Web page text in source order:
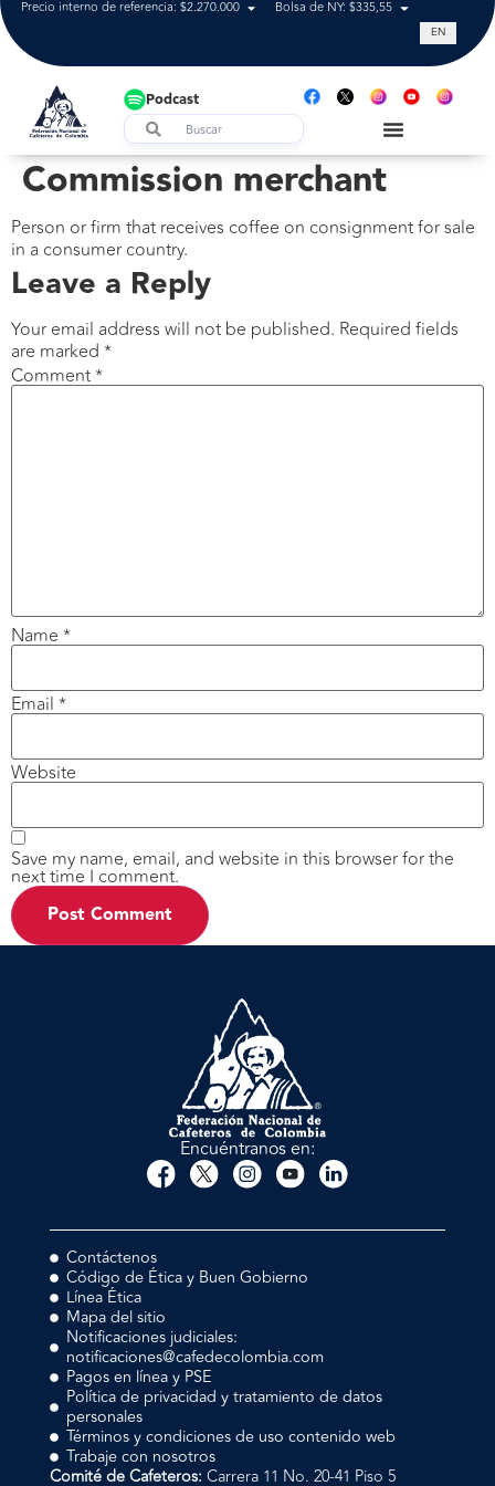
Precio interno de referencia: $2.270.000 Bolsa de NY: $335,55 Tasa de
EN
Podcast
Commission merchant
Person or firm that receives coffee on consignment for sale
in a consumer country.
Leave a Reply
Your email address will not be published. Required fields
are marked *
Comment*
Name *
Email *
Website
Save my name, email, and website in this browser for the
next time I comment.
Encuéntranos en:
Contáctenos
Código de Ética y Buen Gobierno
Línea Ética
Mapa del sitio
Notificaciones judiciales:
notificaciones@cafedecolombia.com
Pagos en línea y PSE
Política de privacidad y tratamiento de datos
personales
Términos y condiciones de uso contenido web
Trabaje con nosotros
Comité de Cafeteros: Carrera 11 No. 20-41 Piso 5